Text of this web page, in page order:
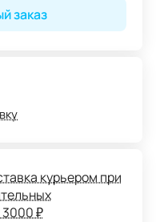
заказ
курьером при
3000 ₽